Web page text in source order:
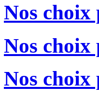
Nos choix
Nos
Nos choix